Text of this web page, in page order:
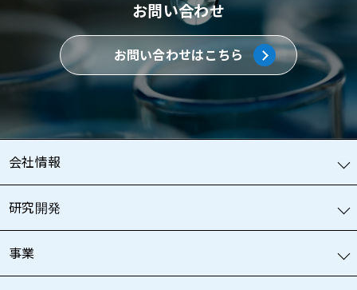
お問い合わせ
お問い合わせはこちら
会社情報
研究開発
事業